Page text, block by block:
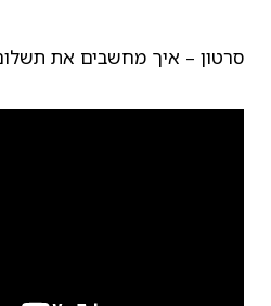
סרטון – איך מחשבים את